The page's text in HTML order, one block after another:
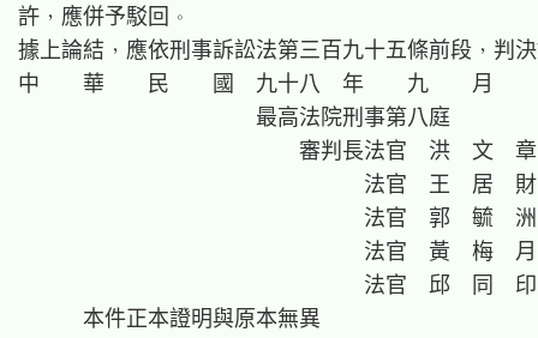
許，應併予駁回。
據上論結，應依刑事訴訟法第三百九十五條前段，判
中　　華　　民　　國　九十八　年　　九　　月　
                      最高法院刑事第八庭
                          審判長法官  洪　文　章
                                法官  王　居　財
                                法官  郭　毓　洲
                                法官  黃　梅　月
                                法官  邱　同　印
      本件正本證明與原本無異